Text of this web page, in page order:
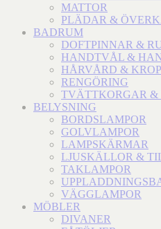
MATTOR
PLÄDAR &
BADRUM
DOFTPINNAR &
HANDTVÅL &
HÅRVÅRD &
RENGÖRING
TVÄTTKORGAR &
BELYSNING
BORDSLAMPOR
GOLVLAMPOR
LAMPSKÄRMAR
LJUSKÄLLOR &
TAKLAMPOR
VÄGGLAMPOR
MÖBLER
DIVANER